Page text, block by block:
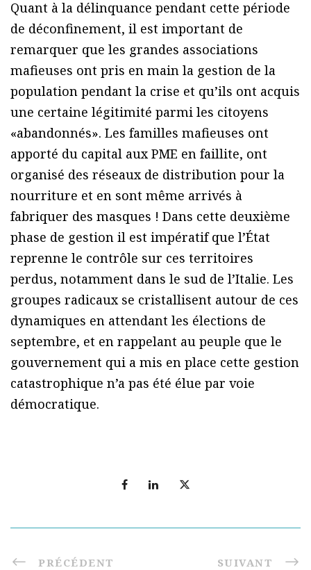
Quant à la délinquance pendant cette période
de déconfinement, il est important de
remarquer que les grandes associations
mafieuses ont pris en main la gestion de la
population pendant la crise et qu’ils ont acquis
une certaine légitimité parmi les citoyens
«abandonnés». Les familles mafieuses ont
apporté du capital aux PME en faillite, ont
organisé des réseaux de distribution pour la
nourriture et en sont même arrivés à
fabriquer des masques ! Dans cette deuxième
phase de gestion il est impératif que l’État
reprenne le contrôle sur ces territoires
perdus, notamment dans le sud de l’Italie. Les
groupes radicaux se cristallisent autour de ces
dynamiques en attendant les élections de
septembre, et en rappelant au peuple que le
gouvernement qui a mis en place cette gestion
catastrophique n’a pas été élue par voie
démocratique.
PRÉCÉDENT SUIVANT